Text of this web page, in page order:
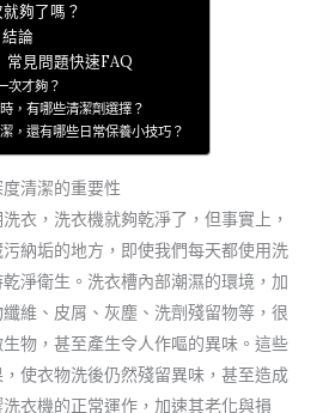
夠了嗎？
論
常見問題快速FAQ
次才夠？
，有哪些清潔劑選擇？
，還有哪些日常保養小技巧？
清潔的重要性
衣，洗衣機就夠乾淨了，但事實上，
納垢的地方，即使我們每天都使用洗
淨衛生。洗衣槽內部潮濕的環境，加
維、皮屑、灰塵、洗劑殘留物等，很
物，甚至產生令人作嘔的異味。這些
使衣物洗後仍然殘留異味，甚至造成
衣機的正常運作，加速其老化與損